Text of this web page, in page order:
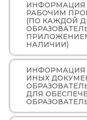
ИНФОРМАЦИЯ
РАБОЧИМ
(ПО КАЖДОЙ
НАЛИЧИИ)
ИНФОРМАЦИЯ
ИНЫХ
ДЛЯ